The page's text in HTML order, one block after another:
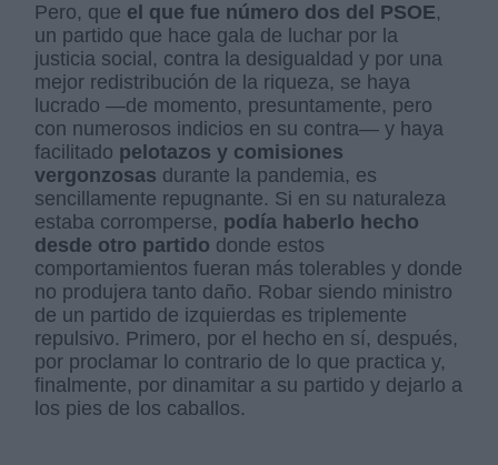
Pero, que el que fue número dos del PSOE,
un partido que hace gala de luchar por la
justicia social, contra la desigualdad y por una
mejor redistribución de la riqueza, se haya
lucrado —de momento, presuntamente, pero
con numerosos indicios en su contra— y haya
facilitado pelotazos y comisiones
vergonzosas durante la pandemia, es
sencillamente repugnante. Si en su naturaleza
estaba corromperse, podía haberlo hecho
desde otro partido donde estos
comportamientos fueran más tolerables y donde
no produjera tanto daño. Robar siendo ministro
de un partido de izquierdas es triplemente
repulsivo. Primero, por el hecho en sí, después,
por proclamar lo contrario de lo que practica y,
finalmente, por dinamitar a su partido y dejarlo a
los pies de los caballos.